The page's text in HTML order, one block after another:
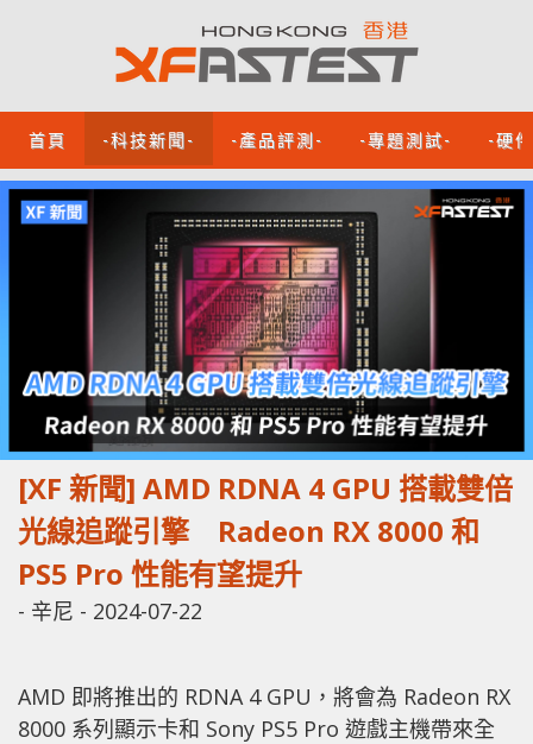
首頁 -科技新聞- -產品評測- -專題測試- -硬
[XF 新聞] AMD RDNA 4 GPU 搭載雙倍
光線追蹤引擎 Radeon RX 8000 和
PS5 Pro 性能有望提升
- 辛尼 - 2024-07-22
AMD 即將推出的 RDNA 4 GPU，將會為 Radeon RX
8000 系列顯示卡和 Sony PS5 Pro 遊戲主機帶來全